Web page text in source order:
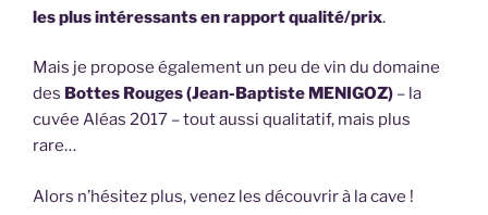
les plus intéressants en rapport qualité/prix.
Mais je propose également un peu de vin du domaine
des Bottes Rouges (Jean-Baptiste MENIGOZ) – la
cuvée Aléas 2017 – tout aussi qualitatif, mais plus
rare…
Alors n’hésitez plus, venez les découvrir à la cave !